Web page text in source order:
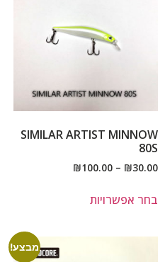
SIMILAR ARTIST MINNOW
80S
₪30.00
–
₪100.00
בחר אפשרויות
מבצע!